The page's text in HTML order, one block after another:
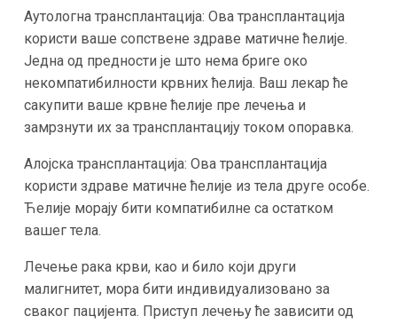
Аутологна трансплантација: Ова трансплантација
користи ваше сопствене здраве матичне ћелије.
Једна од предности је што нема бриге око
некомпатибилности крвних ћелија. Ваш лекар ће
сакупити ваше крвне ћелије пре лечења и
замрзнути их за трансплантацију током опоравка.
Алојска трансплантација: Ова трансплантација
користи здраве матичне ћелије из тела друге особе.
Ћелије морају бити компатибилне са остатком
вашег тела.
Лечење рака крви, као и било који други
малигнитет, мора бити индивидуализовано за
сваког пацијента. Приступ лечењу ће зависити од